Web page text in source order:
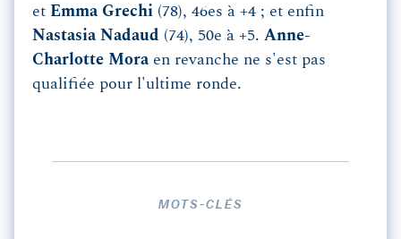
et Emma Grechi (78), 46es à +4 ; et enfin
Nastasia Nadaud (74), 50e à +5. Anne-
Charlotte Mora en revanche ne s'est pas
qualifiée pour l'ultime ronde.
MOTS-CLÉS